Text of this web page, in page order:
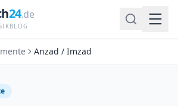
24.de
Anzad / Imzad